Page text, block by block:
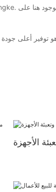
توفير أعلى جودة
الأجهزة